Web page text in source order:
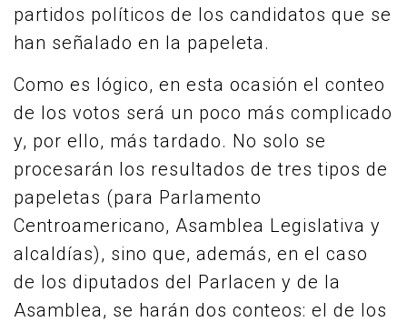
partidos políticos de los candidatos que se
han señalado en la papeleta.
Como es lógico, en esta ocasión el conteo
de los votos será un poco más complicado
y, por ello, más tardado. No solo se
procesarán los resultados de tres tipos de
papeletas (para Parlamento
Centroamericano, Asamblea Legislativa y
alcaldías), sino que, además, en el caso
de los diputados del Parlacen y de la
Asamblea, se harán dos conteos: el de los